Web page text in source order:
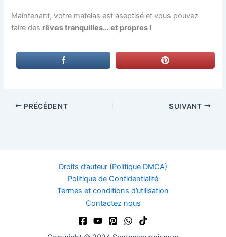
Maintenant, votre matelas est aseptisé et vous pouvez
faire des rêves tranquilles… et propres !
PRÉCÉDENT SUIVANT
Droits d’auteur (Politique DMCA)
Politique de Confidentialité
Termes et conditions d’utilisation
Contactez nous